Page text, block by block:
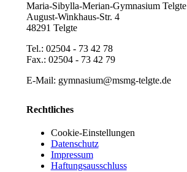
Maria-Sibylla-Merian-Gymnasium Telgte
August-Winkhaus-Str. 4
48291 Telgte
Tel.: 02504 - 73 42 78
Fax.: 02504 - 73 42 79
E-Mail: gymnasium@msmg-telgte.de
Rechtliches
Cookie-Einstellungen
Datenschutz
Impressum
Haftungsausschluss